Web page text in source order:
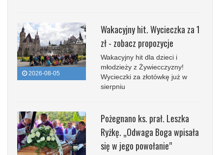
2026-08-05
Wakacyjny hit. Wycieczka za 1
zł - zobacz propozycje
Wakacyjny hit dla dzieci i
młodzieży z Żywiecczyzny!
Wycieczki za złotówkę już w
sierpniu
Pożegnano ks. prał. Leszka
Ryżkę. „Odwaga Boga wpisała
się w jego powołanie”